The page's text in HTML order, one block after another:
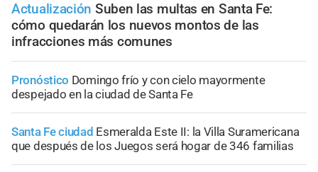
Actualización Suben las multas en Santa Fe:
cómo quedarán los nuevos montos de las
infracciones más comunes
Pronóstico Domingo frío y con cielo mayormente
despejado en la ciudad de Santa Fe
Santa Fe ciudad Esmeralda Este II: la Villa Suramericana
que después de los Juegos será hogar de 346 familias